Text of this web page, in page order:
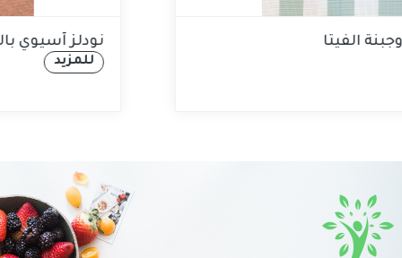
البطيخ وجبنة الفيتا